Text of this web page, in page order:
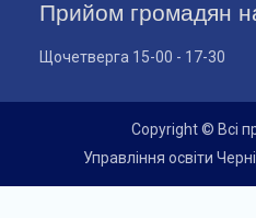
Прийом громадян
Щочетверга 15-00 - 17-30
Copyright © Всі
Управління освіти